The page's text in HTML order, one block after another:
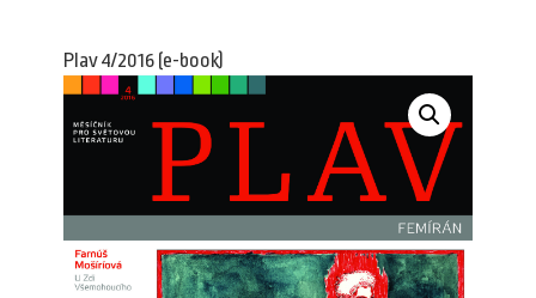
Plav 4/2016 (e-book)